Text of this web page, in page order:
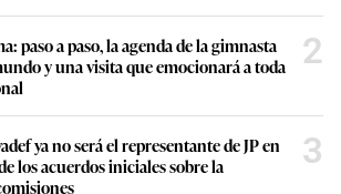
paso a paso, la agenda de la gimnasta
y una visita que emocionará a toda
2
ya no será el representante de JP en
los acuerdos iniciales sobre la
3